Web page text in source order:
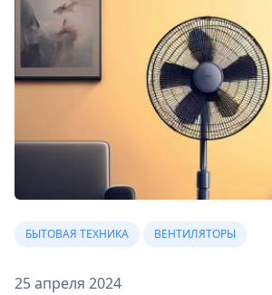
БЫТОВАЯ ТЕХНИКА ВЕНТИЛЯТОРЫ
25 апреля 2024